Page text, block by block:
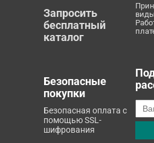
Запросить
бесплатный
каталог
Безопасные
покупки
Безопасная оплата с
помощью SSL-
шифрования